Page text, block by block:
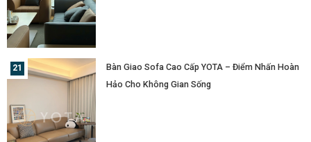
Bàn Giao Sofa Cao Cấp YOTA – Điểm Nhấn Hoàn
Hảo Cho Không Gian Sống